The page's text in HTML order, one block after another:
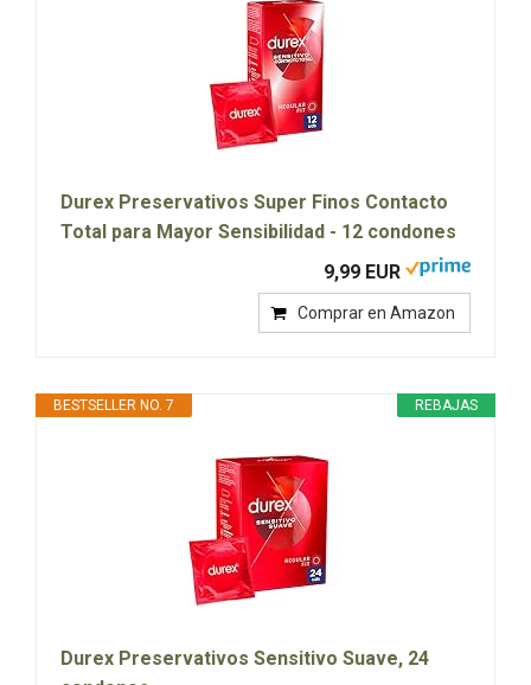
Durex Preservativos Super Finos Contacto
Total para Mayor Sensibilidad - 12 condones
9,99 EUR
Comprar en Amazon
REBAJAS
BESTSELLER NO. 7
Durex Preservativos Sensitivo Suave, 24